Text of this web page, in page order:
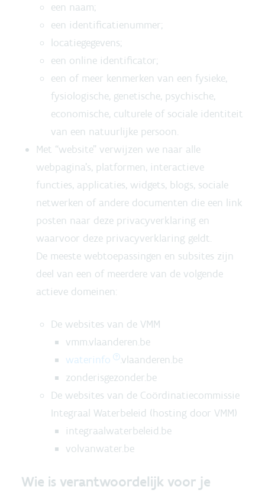
een naam;
een identificatienummer;
locatiegegevens;
een online identificator;
een of meer kenmerken van een fysieke,
fysiologische, genetische, psychische,
economische, culturele of sociale identiteit
van een natuurlijke persoon.
Met “website” verwijzen we naar alle
webpagina’s, platformen, interactieve
functies, applicaties, widgets, blogs, sociale
netwerken of andere documenten die een link
posten naar deze privacyverklaring en
waarvoor deze privacyverklaring geldt.
De meeste webtoepassingen en subsites zijn
deel van een of meerdere van de volgende
actieve domeinen:
De websites van de VMM
vmm.vlaanderen.be
waterinfo
.vlaanderen.be
zonderisgezonder.be
De websites van de Coördinatiecommissie
Integraal Waterbeleid (hosting door VMM)
integraalwaterbeleid.be
volvanwater.be
Wie is verantwoordelijk voor je